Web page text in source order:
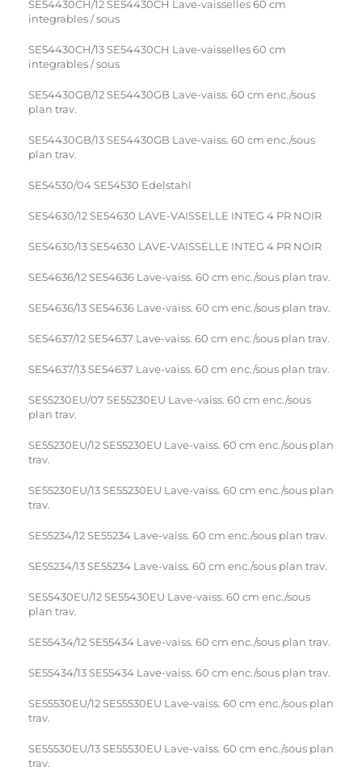
SE54430CH/12 SE54430CH Lave-vaisselles 60 cm
integrables / sous
SE54430CH/13 SE54430CH Lave-vaisselles 60 cm
integrables / sous
SE54430GB/12 SE54430GB Lave-vaiss. 60 cm enc./sous
plan trav.
SE54430GB/13 SE54430GB Lave-vaiss. 60 cm enc./sous
plan trav.
SE54530/04 SE54530 Edelstahl
SE54630/12 SE54630 LAVE-VAISSELLE INTEG 4 PR NOIR
SE54630/13 SE54630 LAVE-VAISSELLE INTEG 4 PR NOIR
SE54636/12 SE54636 Lave-vaiss. 60 cm enc./sous plan trav.
SE54636/13 SE54636 Lave-vaiss. 60 cm enc./sous plan trav.
SE54637/12 SE54637 Lave-vaiss. 60 cm enc./sous plan trav.
SE54637/13 SE54637 Lave-vaiss. 60 cm enc./sous plan trav.
SE55230EU/07 SE55230EU Lave-vaiss. 60 cm enc./sous
plan trav.
SE55230EU/12 SE55230EU Lave-vaiss. 60 cm enc./sous plan
trav.
SE55230EU/13 SE55230EU Lave-vaiss. 60 cm enc./sous plan
trav.
SE55234/12 SE55234 Lave-vaiss. 60 cm enc./sous plan trav.
SE55234/13 SE55234 Lave-vaiss. 60 cm enc./sous plan trav.
SE55430EU/12 SE55430EU Lave-vaiss. 60 cm enc./sous
plan trav.
SE55434/12 SE55434 Lave-vaiss. 60 cm enc./sous plan trav.
SE55434/13 SE55434 Lave-vaiss. 60 cm enc./sous plan trav.
SE55530EU/12 SE55530EU Lave-vaiss. 60 cm enc./sous plan
trav.
SE55530EU/13 SE55530EU Lave-vaiss. 60 cm enc./sous plan
trav.